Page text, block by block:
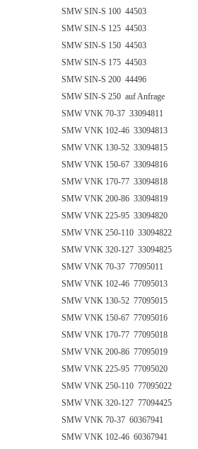
SMW SIN-S 100 44503
SMW SIN-S 125 44503
SMW SIN-S 150 44503
SMW SIN-S 175 44503
SMW SIN-S 200 44496
SMW SIN-S 250 auf Anfrage
SMW VNK 70-37 33094811
SMW VNK 102-46 33094813
SMW VNK 130-52 33094815
SMW VNK 150-67 33094816
SMW VNK 170-77 33094818
SMW VNK 200-86 33094819
SMW VNK 225-95 33094820
SMW VNK 250-110 33094822
SMW VNK 320-127 33094825
SMW VNK 70-37 77095011
SMW VNK 102-46 77095013
SMW VNK 130-52 77095015
SMW VNK 150-67 77095016
SMW VNK 170-77 77095018
SMW VNK 200-86 77095019
SMW VNK 225-95 77095020
SMW VNK 250-110 77095022
SMW VNK 320-127 77094425
SMW VNK 70-37 60367941
SMW VNK 102-46 60367941